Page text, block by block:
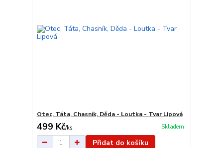
Otec, Táta, Chasník, Děda - Loutka - Tvar Lipová
499 Kč/ks Skladem
Přidat do košíku